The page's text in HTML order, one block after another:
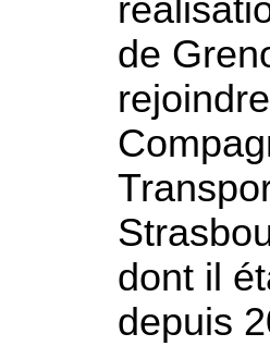
de
dont il
depuis